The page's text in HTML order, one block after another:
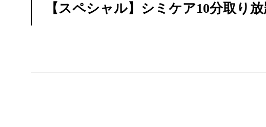
【スペシャル】シミケア10分取り